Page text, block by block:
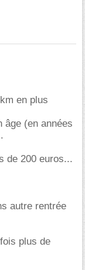
en plus
âge (en années
de 200 euros...
autre rentrée
plus de